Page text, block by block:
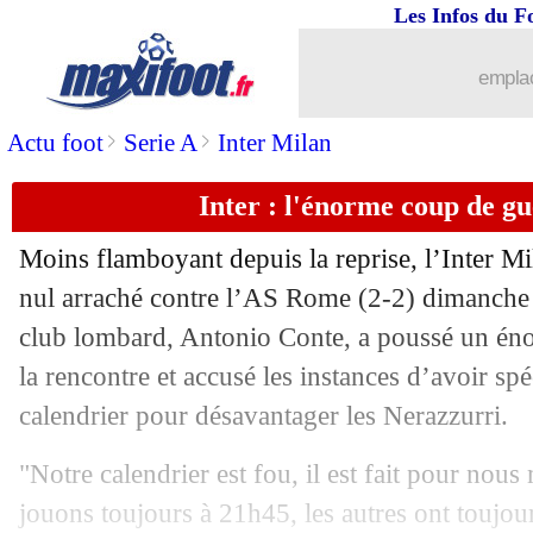
Actu foot> Serie A> Inter Milan
Les Infos du
Inter : l'énorme coup de
Moins flamboyant depuis la reprise, l’Inter
nul arraché contre l’AS Rome (2-2)
club lombard, Antonio Conte, a poussé un
la rencontre et accusé les instances d’avoir
calendrier pour désavantager les Nerazzurri.
"Notre calendrier est fou, il est fait pour
jouons toujours à 21h45, les autres ont
VIDEO : le joli but de l'ex-Phocéen
20/07 Milan: Suso définitivement à Séville
20/07 Leipzig: Leeds obligé d'acheter
20/07 OM: l'absence de Lopez expliquée
20/07 Leeds : son avenir, Bielsa maintient le
20/07 Monaco : Kovac, sa pensée sympa
OM : le Bayern en amical ?